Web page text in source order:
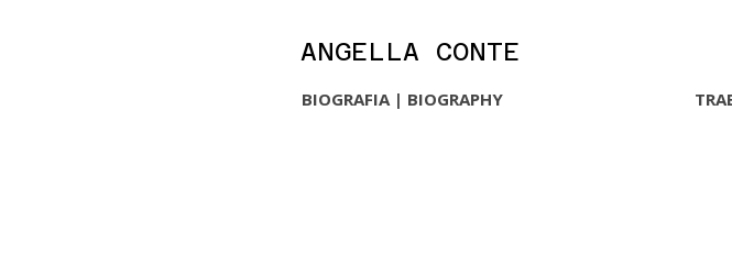
ANGELLA CONTE
BIOGRAFIA | BIOGRAPHY